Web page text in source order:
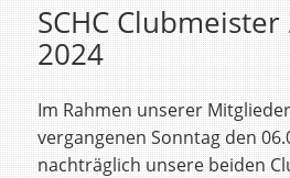
SCHC
2024
Im Rahmen unserer
vergangenen Sonntag den
nachträglich unsere beiden